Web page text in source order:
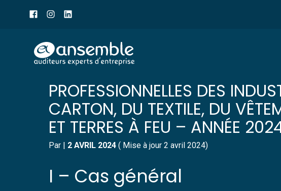
header
Aller
au
TARIF DES COTISATIONS
PROFESSIONNELLES DES
CARTON, DU TEXTILE, DU
ET TERRES À FEU – ANNÉE
Par | 2 AVRIL 2024( Mise à jour 2 avril 2024)
I – Cas général